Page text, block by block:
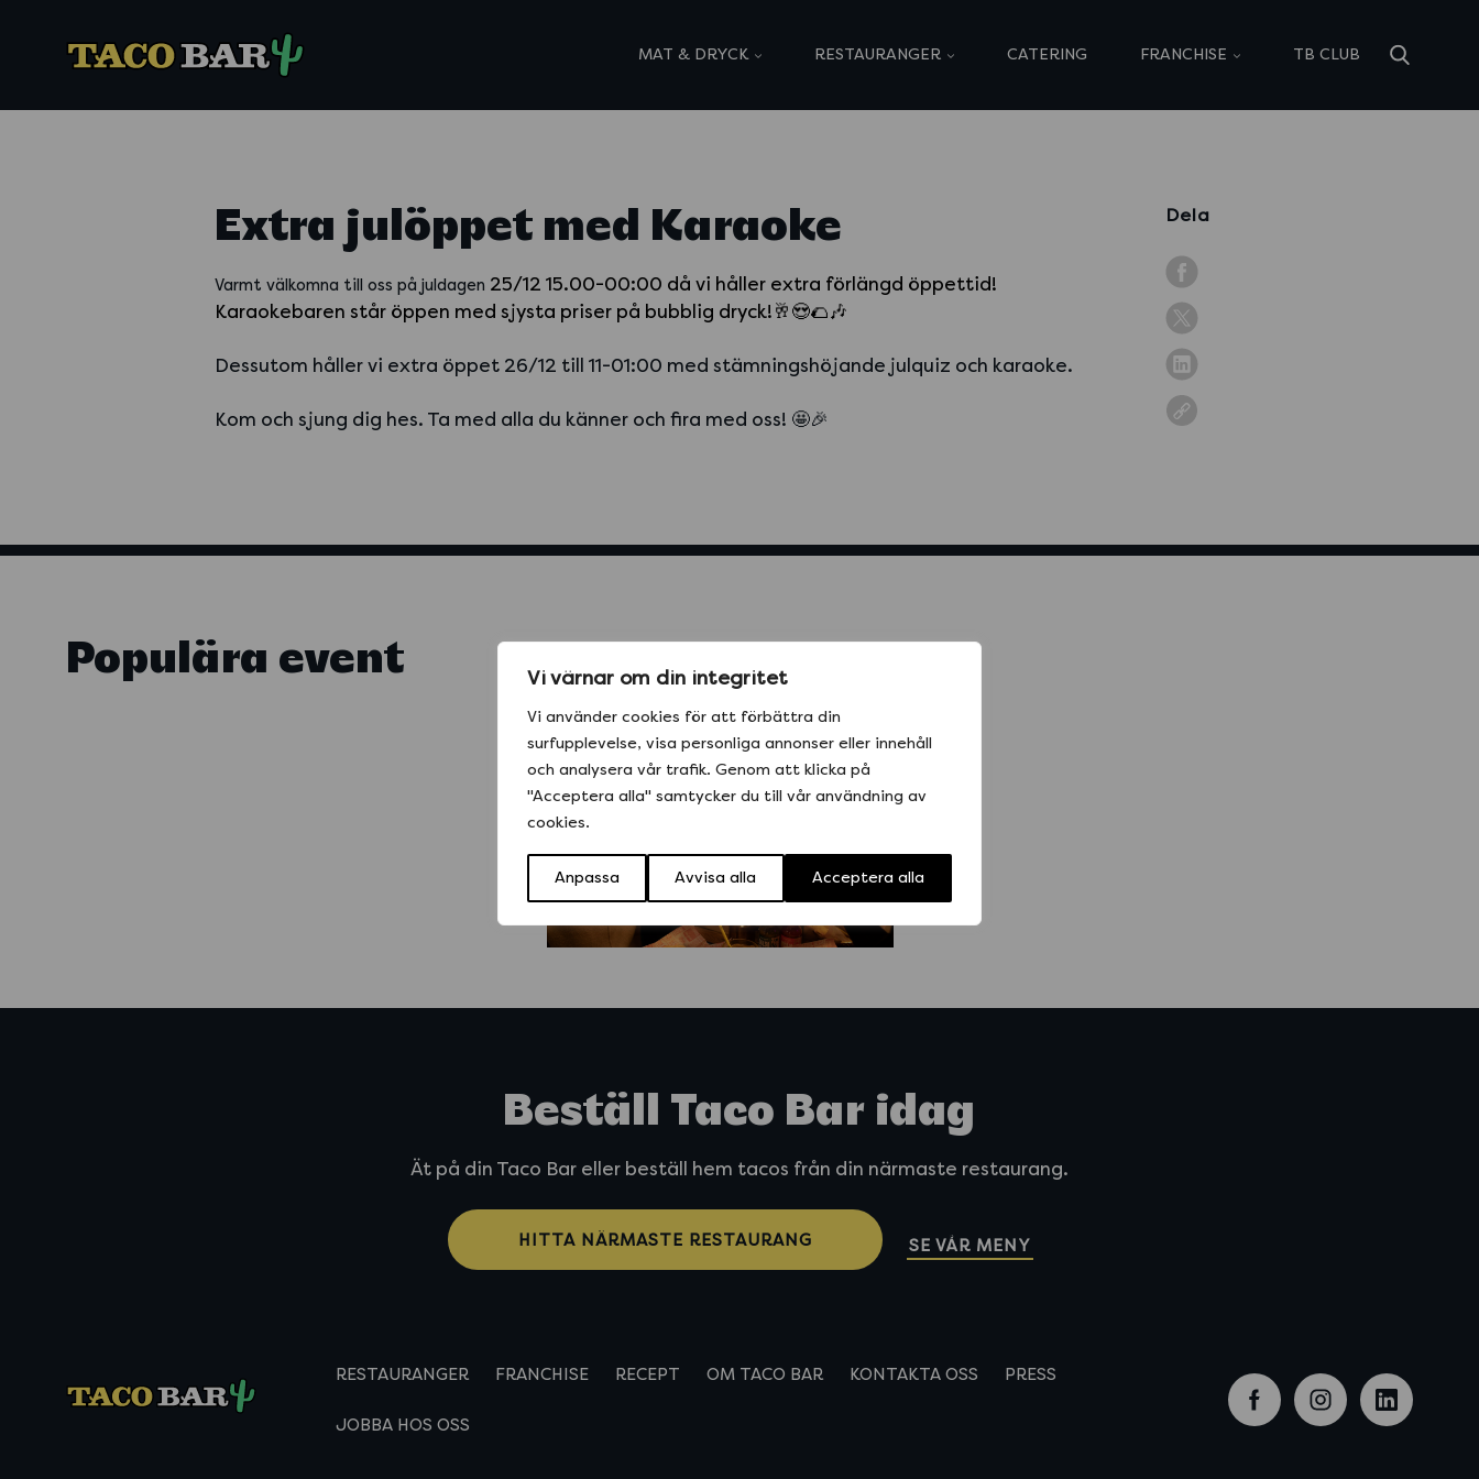
Vi värnar om din integritet
Vi använder cookies för att förbättra din
surfupplevelse, visa personliga annonser eller innehåll
och analysera vår trafik. Genom att klicka på
"Acceptera alla" samtycker du till vår användning av
cookies.
Anpassa Avvisa alla Acceptera alla
MAT & DRYCK RESTAURANGER CATERING FRANCHISE TB CLUB
Dela
Extra julöppet med Karaoke
Varmt välkomna till oss på juldagen 25/12 15.00-00:00 då vi håller extra förlängd öppettid!
Karaokebaren står öppen med sjysta priser på bubblig dryck!🥂😍🌮🎶
Dessutom håller vi extra öppet 26/12 till 11-01:00 med stämningshöjande julquiz och karaoke.
Kom och sjung dig hes. Ta med alla du känner och fira med oss! 🤩🎉
Populära event
Beställ Taco Bar idag
Ät på din Taco Bar eller beställ hem tacos från din närmaste restaurang.
HITTA NÄRMASTE RESTAURANG SE VÅR MENY
RESTAURANGER FRANCHISE RECEPT OM TACO BAR KONTAKTA OSS PRESS
JOBBA HOS OSS